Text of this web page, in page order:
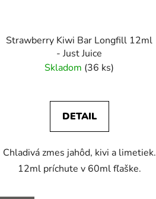
Strawberry Kiwi Bar Longfill 12ml
- Just Juice
Skladom (36 ks)
DETAIL
Chladivá zmes jahôd, kivi a limetiek.
12ml príchute v 60ml fľaške.